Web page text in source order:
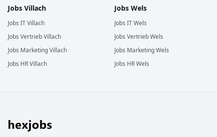
Jobs Villach
Jobs ITVillach
Jobs VertriebVillach
Jobs MarketingVillach
Jobs HRVillach
Jobs Wels
Jobs ITWels
Jobs VertriebWels
Jobs MarketingWels
Jobs HRWels